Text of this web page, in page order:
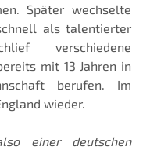
Später wechselte
als talentierter
verschiedene
mit 13 Jahren in
berufen. Im
wieder.
einer deutschen